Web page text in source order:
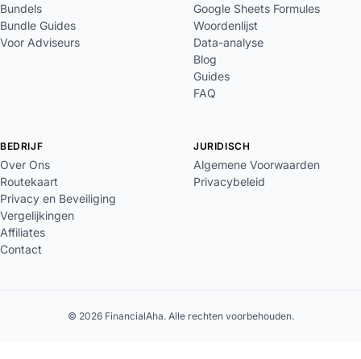
Bundels
Bundle Guides
Voor Adviseurs
Google Sheets Formules
Woordenlijst
Data-analyse
Blog
Guides
FAQ
BEDRIJF
Over Ons
Routekaart
Privacy en Beveiliging
Vergelijkingen
Affiliates
Contact
JURIDISCH
Algemene Voorwaarden
Privacybeleid
© 2026 FinancialAha. Alle rechten voorbehouden.